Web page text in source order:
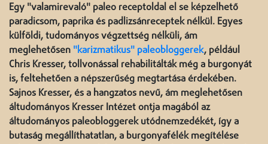
Egy "valamirevaló" paleo receptoldal el se képzelhető
paradicsom, paprika és padlizsánreceptek nélkül. Egyes
külföldi, tudományos végzettség nélküli, ám
meglehetősen "karizmatikus" paleobloggerek, például
Chris Kresser, tollvonással rehabilitálták még a burgonyát
is, feltehetően a népszerűség megtartása érdekében.
Sajnos Kresser, és a hangzatos nevű, ám meglehetősen
áltudományos Kresser Intézet ontja magából az
áltudományos paleobloggerek utódnemzedékét, így a
butaság megállíthatatlan, a burgonyafélék megítélése